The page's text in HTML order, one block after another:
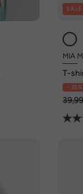
SALE
MIA
T-
- 35%